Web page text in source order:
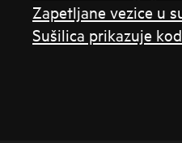
Zapetljane vezice u
Sušilica prikazuje